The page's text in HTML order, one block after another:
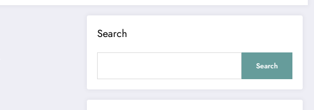
Search
Search